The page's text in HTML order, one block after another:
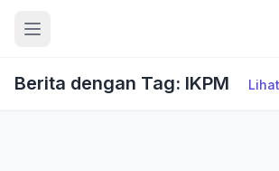
Berita dengan Tag: IKPM